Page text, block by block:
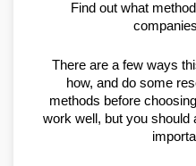
Find out what
There are a few ways
how, and do some
methods before
work well, but you should